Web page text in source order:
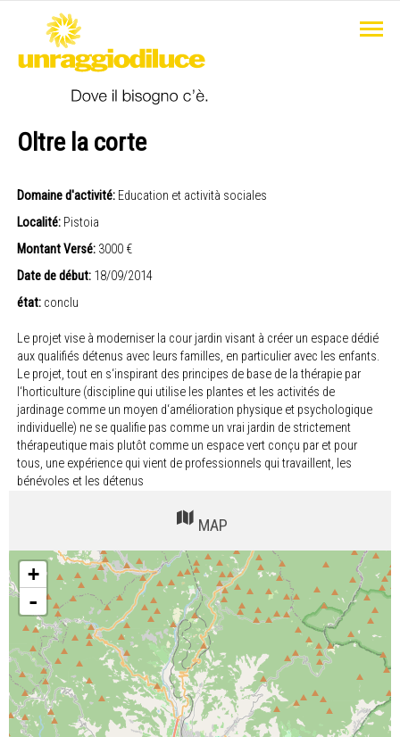
Oltre la corte
Domaine d'activité: Education et actività sociales
Localité: Pistoia
Montant Versé: 3000 €
Date de début: 18/09/2014
état: conclu
Le projet vise à moderniser la cour jardin visant à créer un espace dédié
aux qualifiés détenus avec leurs familles, en particulier avec les enfants.
Le projet, tout en s‘inspirant des principes de base de la thérapie par
l‘horticulture (discipline qui utilise les plantes et les activités de
jardinage comme un moyen d‘amélioration physique et psychologique
individuelle) ne se qualifie pas comme un vrai jardin de strictement
thérapeutique mais plutôt comme un espace vert conçu par et pour
tous, une expérience qui vient de professionnels qui travaillent, les
bénévoles et les détenus
MAP
+
-